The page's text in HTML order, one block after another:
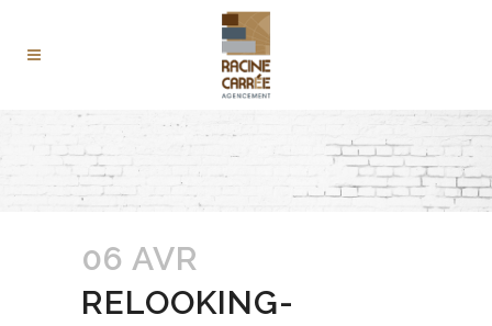
06 AVR
RELOOKING-